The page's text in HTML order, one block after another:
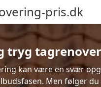
pris.dk
tryg
kan være en svær
Men følger du